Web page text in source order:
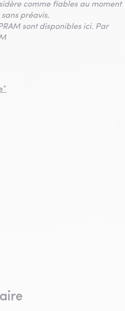
comme fiables au moment
préavis.
sont disponibles ici. Par